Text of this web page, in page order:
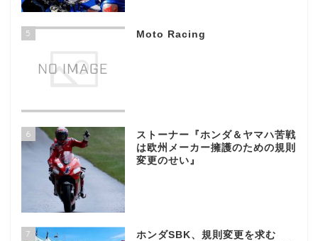
5 Moto Racing
6
ストーナー『ホンダ＆ヤマハ苦戦
は欧州メーカー擁護のための規則
変更のせい』
7
ホンダSBK、規則変更を求む